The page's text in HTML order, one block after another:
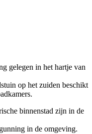
gelegen in het hartje van
op het zuiden beschikt
binnenstad zijn in de
in de omgeving.